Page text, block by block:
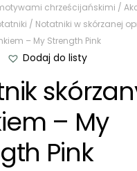
chrześcijańskimi /
/ Notatniki w skórzanej
– My Strength Pink
Dodaj do listy
– My
Pink